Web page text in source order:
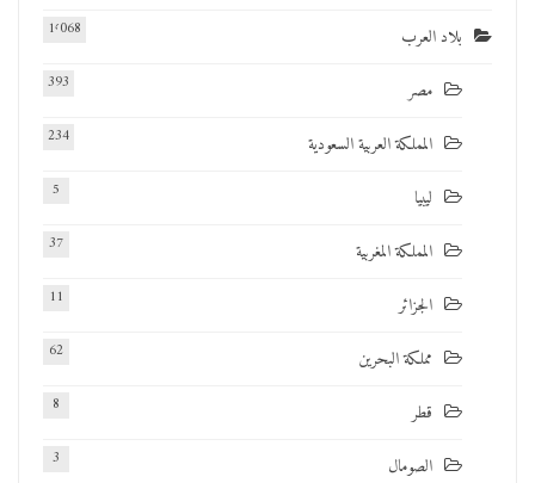
بلاد العرب 1٬068
مصر 393
المملكة العربية السعودية 234
ليبيا 5
المملكة المغربية 37
الجزائر 11
مملكة البحرين 62
قطر 8
الصومال 3